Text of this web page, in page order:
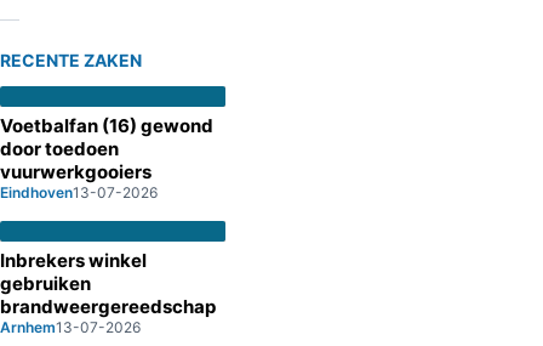
RECENTE ZAKEN
Voetbalfan (16) gewond
door toedoen
vuurwerkgooiers
Eindhoven13-07-2026
Inbrekers winkel
gebruiken
brandweergereedschap
Arnhem13-07-2026